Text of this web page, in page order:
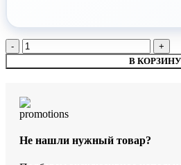
Количество
товара
SPC-
StoneWood
Фостер
SW
В КОРЗИНУ
Не нашли нужный товар?